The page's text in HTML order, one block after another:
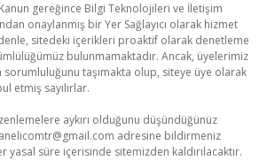
Kanun gereğince Bilgi Teknolojileri ve İletişim
onaylanmış bir Yer Sağlayıcı olarak hizmet
sitedeki içerikleri proaktif olarak denetleme
bulunmamaktadır. Ancak, üyelerimiz
sorumluluğunu taşımakta olup, siteye üye olarak
etmiş sayılırlar.
aykırı olduğunu düşündüğünüz
adresine bildirmeniz
yasal süre içerisinde sitemizden kaldırılacaktır.